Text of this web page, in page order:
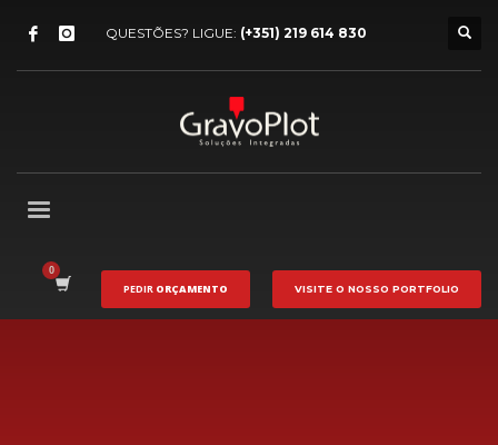
QUESTÕES? LIGUE: (+351) 219 614 830
PEDIR ORÇAMENTO VISITE O NOSSO PORTFOLIO